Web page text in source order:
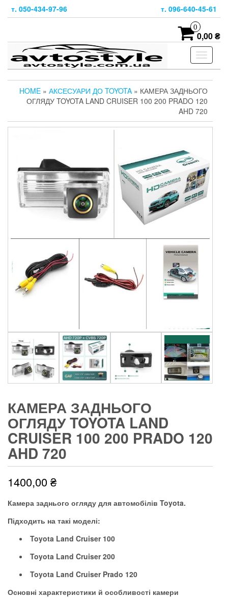
т. 050-434-97-96 т. 096-640-45-61
0
0,00 ₴
Toggle
HOME » АКСЕСУАРИ ДО TOYOTA » КАМЕРА ЗАДНЬОГО
ОГЛЯДУ TOYOTA LAND CRUISER 100 200 PRADO 120
AHD 720
КАМЕРА ЗАДНЬОГО
ОГЛЯДУ TOYOTA LAND
CRUISER 100 200 PRADO 120
AHD 720
1400,00₴
Камера заднього огляду для автомобілів Toyota.
Підходить на такі моделі:
Toyota Land Cruiser 100
Toyota Land Cruiser 200
Toyota Land Cruiser Prado 120
Основні характеристики й особливості камери